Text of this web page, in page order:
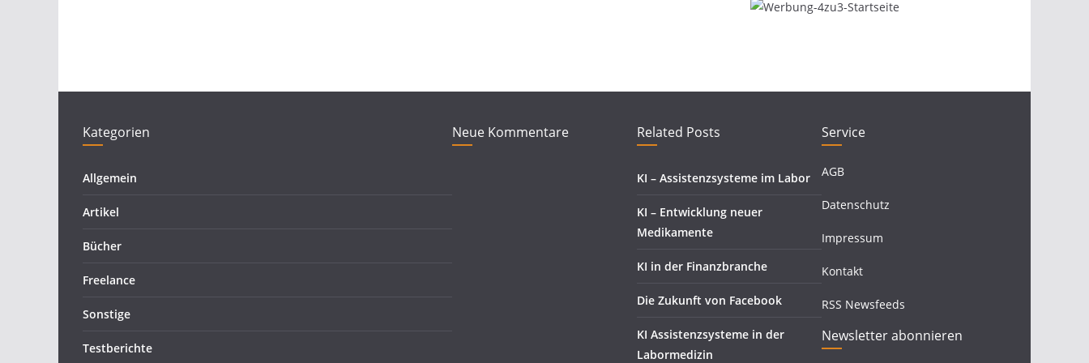
Kategorien
Allgemein
Artikel
Bücher
Freelance
Sonstige
Testberichte
Neue Kommentare Related Posts
KI – Assistenzsysteme im Labor
KI – Entwicklung neuer
Medikamente
KI in der Finanzbranche
Die Zukunft von Facebook
KI Assistenzsysteme in der
Labormedizin
Service
AGB
Datenschutz
Impressum
Kontakt
RSS Newsfeeds
Newsletter abonnieren